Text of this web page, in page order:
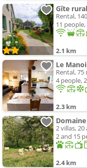
Rental,
11
2.1 km
Le
Rental, 75
4 people,
2.3 km
2 villas, 20
2 and 15
2.4 km